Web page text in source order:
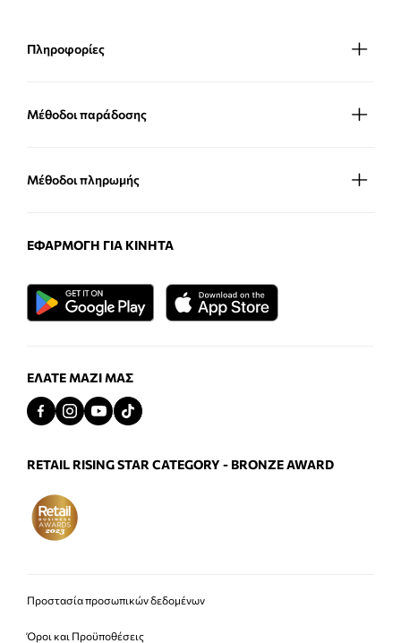
Πληροφορίες
Μέθοδοι παράδοσης
Μέθοδοι πληρωμής
ΕΦΑΡΜΟΓΉ ΓΙΑ ΚΙΝΗΤΆ
ΕΛΆΤΕ ΜΑΖΊ ΜΑΣ
RETAIL RISING STAR CATEGORY - BRONZE AWARD
Προστασία προσωπικών δεδομένων
Όροι και Προϋποθέσεις